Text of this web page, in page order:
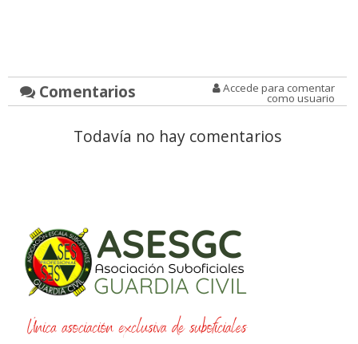
Comentarios Accede para comentar
como usuario
Todavía no hay comentarios